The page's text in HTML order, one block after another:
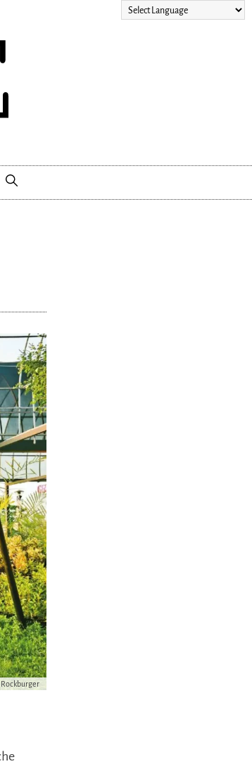
Rockburger